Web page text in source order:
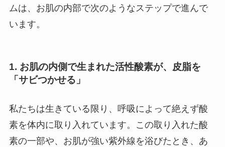
ムは、お肌の内部で次のようなステップで進んで
います。
1. お肌の内側で生まれた活性酸素が、皮脂を
「サビつかせる」
私たちは生きている限り、呼吸によって絶えず酸
素を体内に取り入れています。この取り入れた酸
素の一部や、お肌が強い紫外線を浴びたとき、あ